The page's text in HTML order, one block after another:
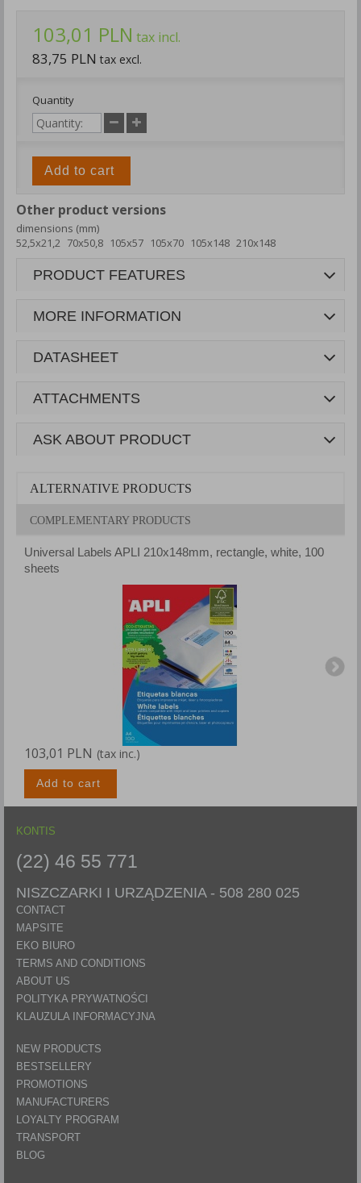
103,01 PLN tax incl.
83,75 PLN tax excl.
Quantity
Add to cart
Other product versions
dimensions (mm)
52,5x21,2 70x50,8 105x57 105x70 105x148 210x148
PRODUCT FEATURES
MORE INFORMATION
DATASHEET
ATTACHMENTS
ASK ABOUT PRODUCT
ALTERNATIVE PRODUCTS
COMPLEMENTARY PRODUCTS
Universal Labels APLI 210x148mm, rectangle, white, 100
sheets
103,01 PLN (tax inc.)
Add to cart
KONTIS
(22) 46 55 771
NISZCZARKI I URZĄDZENIA - 508 280 025
CONTACT
MAPSITE
EKO BIURO
TERMS AND CONDITIONS
ABOUT US
POLITYKA PRYWATNOŚCI
KLAUZULA INFORMACYJNA
NEW PRODUCTS
BESTSELLERY
PROMOTIONS
MANUFACTURERS
LOYALTY PROGRAM
TRANSPORT
BLOG